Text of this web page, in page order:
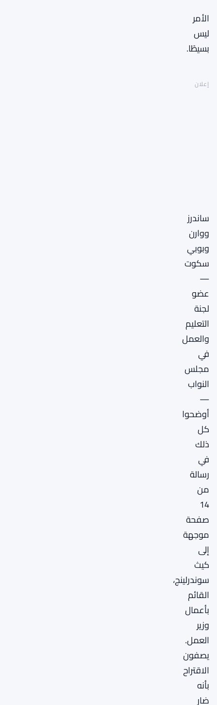
الأمر
ليس
بسيطًا.
إعلان
ساندرز
ووارن
وبوبي
سكوت
—
عضو
لجنة
التعليم
والعمل
في
مجلس
النواب
—
أوضحوا
كل
ذلك
في
رسالة
من
14
صفحة
موجهة
إلى
كيث
سوندرلينج،
القائم
بأعمال
وزير
العمل.
يصفون
الاقتراح
بأنه
ضار